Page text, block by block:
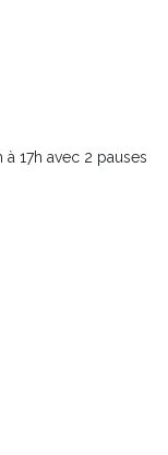
17h avec 2 pauses